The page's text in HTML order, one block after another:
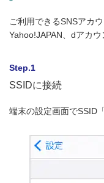
ご利用できるSNSアカ
Yahoo!JAPAN、dアカ
Step.1
SSIDに接続
端末の設定画面でSSID